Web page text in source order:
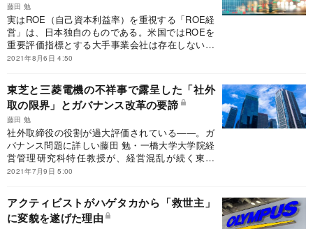
藤田 勉
実はROE（自己資本利益率）を重視する「ROE経
営」は、日本独自のものである。米国ではROEを
重要評価指標とする大手事業会社は存在しない。
過度なROE重視は弊害を生むリスクもあるのだ。
2021年8月6日 4:50
東芝と三菱電機の不祥事で露呈した「社外
取の限界」とガバナンス改革の要諦
藤田 勉
社外取締役の役割が過大評価されている――。ガ
バナンス問題に詳しい藤田 勉・一橋大学大学院経
営管理研究科特任教授が、経営混乱が続く東芝
や、30年以上にわたる不正検査が発覚した三菱電
ンスの要諦を徹底解説します。
2021年7月9日 5:00
アクティビストがハゲタカから「救世主」
に変貌を遂げた理由